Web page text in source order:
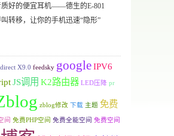
质好的便宜耳机——德生的E-801
转移，让你的手机迅速“隐形”
direct X9.0 feedsky googleIPV6
JS调用 K2路由器 LED压降 pr
zblog修改 下载 主题 免费
间 免费PHP空间 免费全能空间 免费空间